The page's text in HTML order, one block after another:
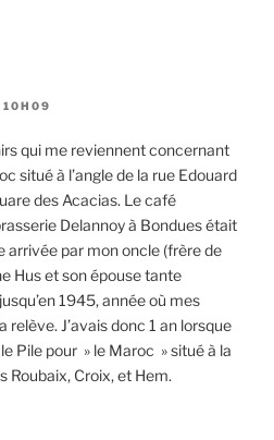
10H09
qui me reviennent concernant
situé à l’angle de la rue Edouard
des Acacias. Le café
Delannoy à Bondues était
arrivée par mon oncle (frère de
Hus et son épouse tante
1945, année où mes
relève. J’avais donc 1 an lorsque
Pile pour » le Maroc » situé à la
Roubaix, Croix, et Hem.